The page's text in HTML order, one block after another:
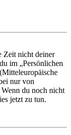
Zeit nicht deiner
im „Persönlichen
nur von
du noch nicht
jetzt zu tun.